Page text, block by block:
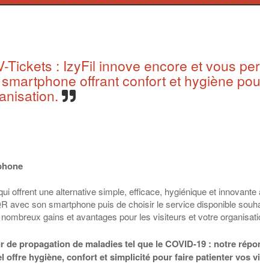
Tickets : IzyFil innove encore et vous
offrant confort et hygiène
offrent une alternative simple, efficace, hygiénique et
avec son smartphone puis de choisir le service disponible
gains et avantages pour les visiteurs et votre
propagation de maladies tel que le COVID-19 : notre
offre hygiène, confort et simplicité pour faire patienter vos